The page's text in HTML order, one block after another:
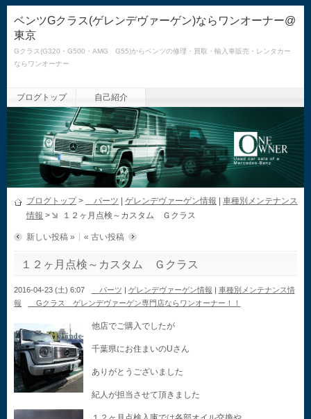
ベンツGクラス(ゲレンデヴァーゲン)ならワンオーナー@
東京
Gクラス(G320・G500・AMG G55)からベンツの修理・買取・輸入車販売・レンタカー
ならワンオーナー
ブログトップ 自己紹介
ブログトップ> パーツ ゲレンデヴァーゲン情報
車種別メンテナンス
情報 > １２ヶ月点検～カスタム Ｇクラス
新しい投稿 » « 古い投稿
１２ヶ月点検～カスタム Ｇクラス
2016-04-23 (土) 6:07 パーツ | ゲレンデヴァーゲン情報 | 車種別メンテナンス情
報
Gクラス ゲレンデヴァーゲン専門店ならワンオーナー！！
他店でご購入でしたが
千葉県にお住まいのUさん
ありがとうございました
紀人が担当させて頂きました